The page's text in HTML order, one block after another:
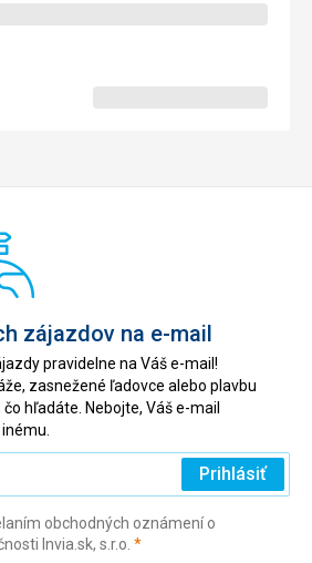
zájazdov na e-mail
pravidelne na Váš e-mail!
zasnežené ľadovce alebo plavbu
hľadáte. Nebojte, Váš e-mail
Prihlásiť
obchodných oznámení o
Invia.sk, s.r.o. *(povinné)